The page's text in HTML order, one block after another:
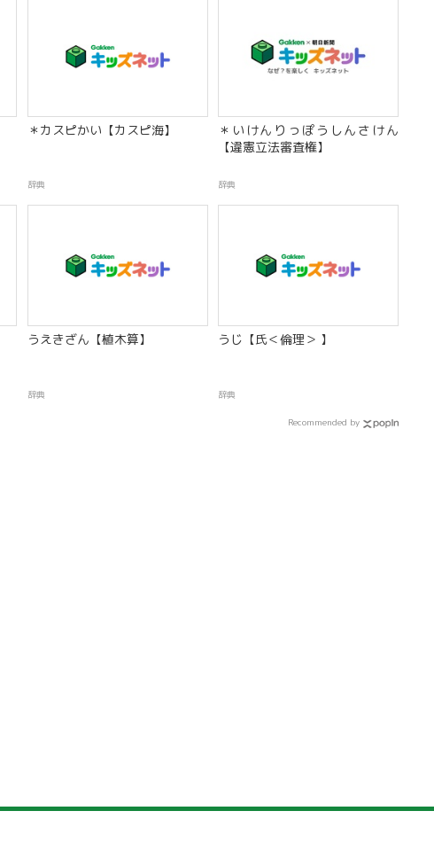
＊カスピかい【カスピ海】
辞典
＊いけんりっぽうしんさけん
【違憲立法審査権】
辞典
うえきざん【植木算】
辞典
うじ【氏＜倫理＞ 】
辞典
Recommended by